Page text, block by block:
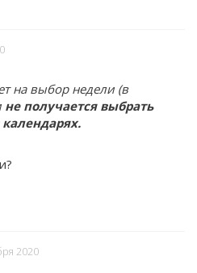
на выбор недели (в
не получается выбрать
2020